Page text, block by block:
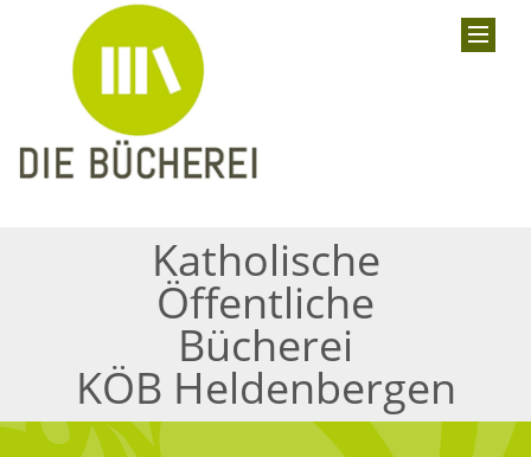
Katholische
Öffentliche
Bücherei
KÖB Heldenbergen